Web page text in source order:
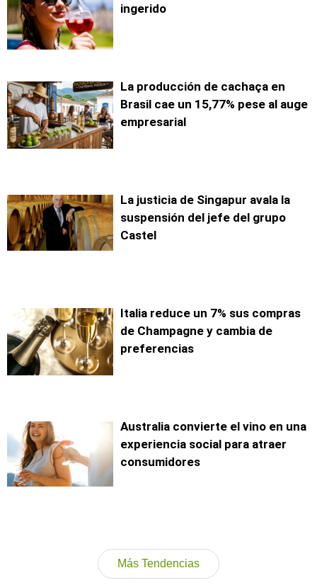
ingerido
La producción de cachaça en
Brasil cae un 15,77% pese al auge
empresarial
La justicia de Singapur avala la
suspensión del jefe del grupo
Castel
Italia reduce un 7% sus compras
de Champagne y cambia de
preferencias
Australia convierte el vino en una
experiencia social para atraer
consumidores
Más Tendencias